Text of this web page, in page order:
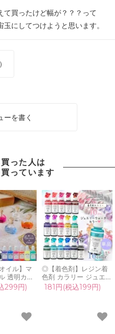
て買ったけど幅が？？？って
にしてつけようと思います。
ーを書く
った人は
っています
イル】マ
透明カラ
2層 カ
イル シェ
オリジナ
299円)
◎【着色剤】レジン着
色剤 カラリー ジュエリ
ーウォーターカラー 単
品 レジン着色料 定番
GreenOceanオリジナ
181円(税込199円)